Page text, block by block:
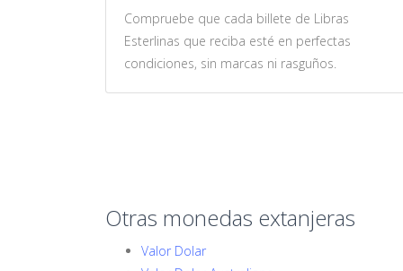
Compruebe que cada billete de Libras
Esterlinas que reciba esté en perfectas
condiciones, sin marcas ni rasguños.
Otras monedas extanjeras
Valor Dolar